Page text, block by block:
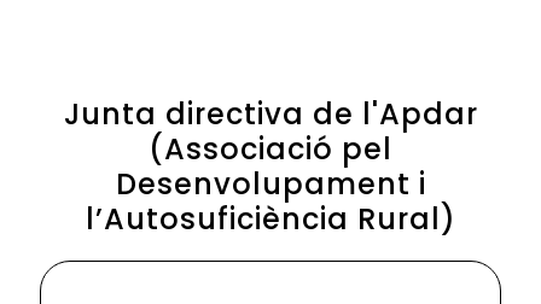
Junta directiva de l'Apdar
(Associació pel
Desenvolupament i
l’Autosuficiència Rural)